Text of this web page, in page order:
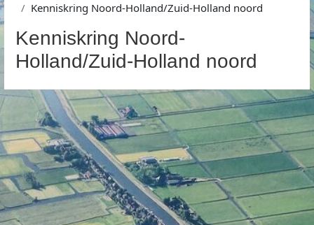
Kenniskring Noord-Holland/Zuid-Holland noord
Kenniskring Noord-
Holland/Zuid-Holland noord